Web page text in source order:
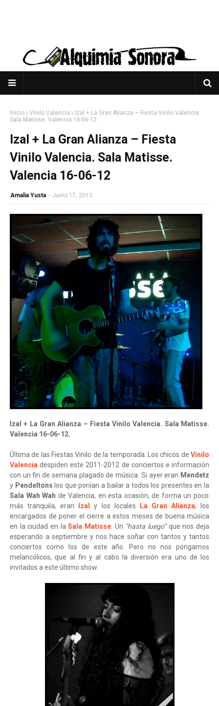
Inicio Vinilo Valencia
Izal + La Gran Alianza – Fiesta Vinilo Valencia.
Sala Matisse. Valencia 16-06-12
Izal + La Gran Alianza – Fiesta
Vinilo Valencia. Sala Matisse.
Valencia 16-06-12
Amalia Yusta - Junio 17, 2012
Izal + La Gran Alianza – Fiesta Vinilo Valencia. Sala Matisse.
Valencia 16-06-12.
Última de las Fiestas Vinilo de la temporada. Los chicos de Vinilo
Valencia despiden este 2011-2012 de conciertos e información
con un fin de semana plagado de música. Si ayer eran Mendetz
y Pendeltons los que ponían a bailar a todos los presentes en la
Sala Wah Wah de Valencia, en esta ocasión, de forma un poco
más tranquila, eran
Izal y los locales La Gran Alianza, los
encargados de poner el cierre a estos meses de buena música
en la ciudad en laSala Matisse. Un “hasta luego”que nos deja
esperando a septiembre y nos hace soñar con tantos y tantos
conciertos como los de este año. Pero no nos pongamos
melancólicos, que al fin y al cabo la diversión era uno de los
invitados a este último show.